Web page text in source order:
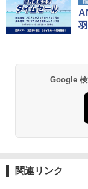
Google 検
関連リンク